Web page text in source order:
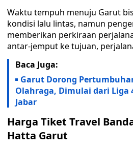
Waktu tempuh menuju Garut
kondisi lalu lintas, namun
memberikan perkiraan
antar-jemput ke tujuan,
Baca Juga:
Garut Dorong
Olahraga, Dimulai dari Liga
Jabar
Harga Tiket Travel
Hatta Garut